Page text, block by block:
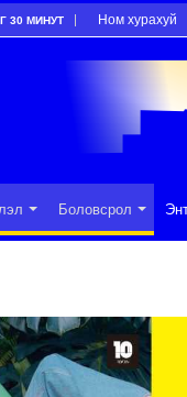
30 МИНУТ Ном хурахуй
Боловсрол